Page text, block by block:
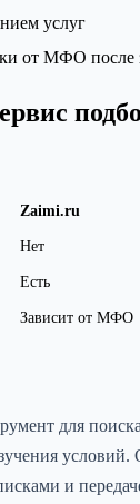
услуг
от МФО после
Zaimi.ru
Нет
Есть
Зависит от МФО
для
и